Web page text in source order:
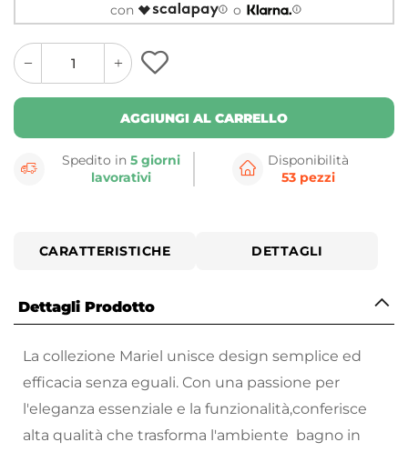
con
o
quantity
button
quantity
minus
button
AGGIUNGI AL CARRELLO
Spedito in5 giorni
lavorativi
Disponibilità
53 pezzi
CARATTERISTICHE DETTAGLI
Dettagli Prodotto
La collezione Mariel unisce design semplice ed
efficacia senza eguali. Con una passione per
l'eleganza essenziale e la funzionalità,conferisce
alta qualità che trasforma l'ambiente bagno in